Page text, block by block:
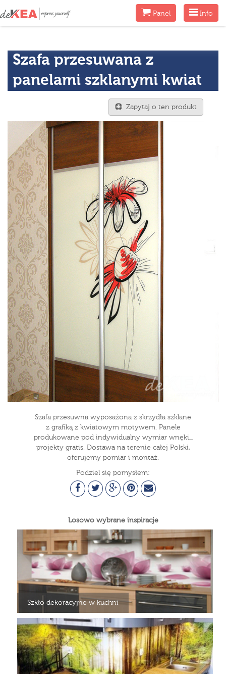
Menu
Info
MenuPanel
Szafa przesuwana z
panelami szklanymi kwiat
Zapytaj o ten produkt
Szafa przesuwna wyposażona z skrzydła szklane
z grafiką z kwiatowym motywem. Panele
produkowane pod indywidualny wymiar wnęki_
projekty gratis. Dostawa na terenie całej Polski,
oferujemy pomiar i montaż.
Podziel się pomysłem:
Losowo wybrane inspiracje
Szkło dekoracyjne w kuchni